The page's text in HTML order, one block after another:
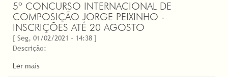
5º CONCURSO INTERNACIONAL DE
COMPOSIÇÃO JORGE PEIXINHO -
INSCRIÇÕES ATÉ 20 AGOSTO
[ Seg, 01/02/2021 - 14:38 ]
Descrição:
Ler mais